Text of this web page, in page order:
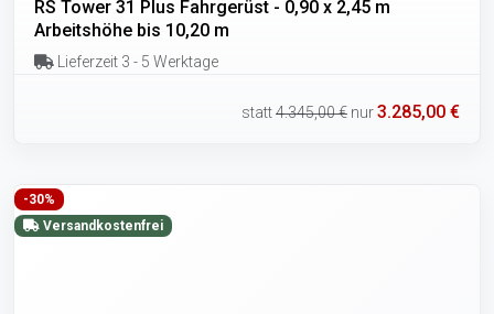
RS Tower 31 Plus Fahrgerüst - 0,90 x 2,45 m
Arbeitshöhe bis 10,20 m
Lieferzeit 3 - 5 Werktage
statt4.345,00 € nur3.285,00 €
-30%
Versandkostenfrei